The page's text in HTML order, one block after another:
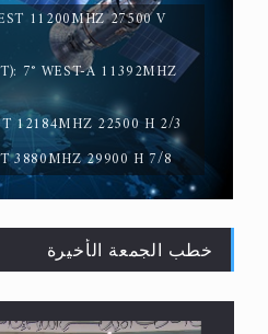
القرآن قاضٍ وحكمٌ على السنة
11200MHZ 27500 V
7° WEST-A 11392MHZ
12184MHZ 22500 H 2/3
3880MHZ 29900 H 7/8
خطب الجمعة الأخيرة